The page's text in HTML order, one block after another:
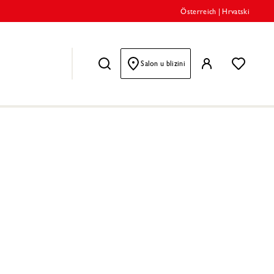
Österreich |Hrvatski
Salon u blizini